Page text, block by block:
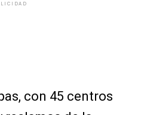
con 45 centros